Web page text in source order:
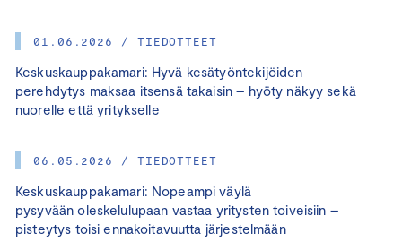
01.06.2026 / TIEDOTTEET
Keskuskauppakamari: Hyvä kesätyöntekijöiden
perehdytys maksaa itsensä takaisin – hyöty näkyy sekä
nuorelle että yritykselle
06.05.2026 / TIEDOTTEET
Keskuskauppakamari: Nopeampi väylä
pysyvään oleskelulupaan vastaa yritysten toiveisiin –
pisteytys toisi ennakoitavuutta järjestelmään